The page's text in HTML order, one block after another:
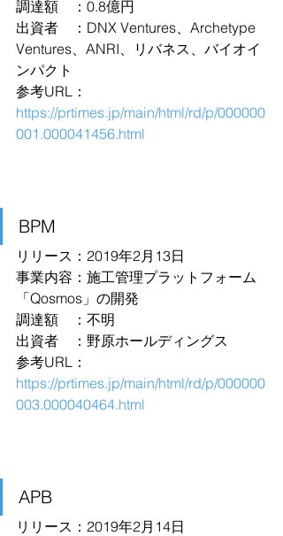
調達額　：0.8億円
出資者　：DNX Ventures、Archetype
Ventures、ANRI、リバネス、バイオイ
ンパクト
参考URL：
https://prtimes.jp/main/html/rd/p/000000
001.000041456.html
BPM
リリース：2019年2月13日
事業内容：施工管理プラットフォーム
「Qosmos」の開発
調達額　：不明
出資者　：野原ホールディングス
参考URL：
https://prtimes.jp/main/html/rd/p/000000
003.000040464.html
APB
リリース：2019年2月14日